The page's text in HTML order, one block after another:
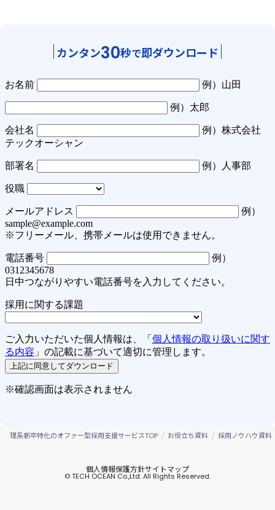
カンタン30秒で即ダウンロード
理系新卒特化のオファー型採用支援サービスTOP お役立ち資料 採用ノウハウ資料
個人情報保護方針サイトマップ
© TECH OCEAN Co.,Ltd. All Rights Reserved.